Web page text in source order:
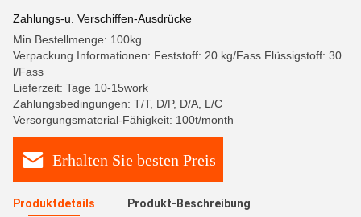
Zahlungs-u. Verschiffen-Ausdrücke
Min Bestellmenge: 100kg
Verpackung Informationen: Feststoff: 20 kg/Fass Flüssigstoff: 30
l/Fass
Lieferzeit: Tage 10-15work
Zahlungsbedingungen: T/T, D/P, D/A, L/C
Versorgungsmaterial-Fähigkeit: 100t/month
Erhalten Sie besten Preis
Produktdetails Produkt-Beschreibung